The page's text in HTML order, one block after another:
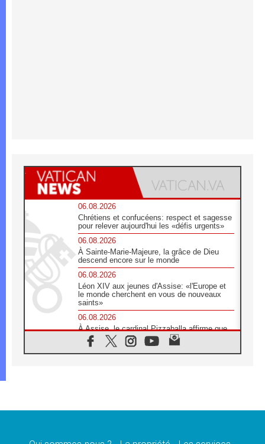
06.08.2026
Chrétiens et confucéens: respect et sagesse
pour relever aujourd'hui les «défis urgents»
06.08.2026
À Sainte-Marie-Majeure, la grâce de Dieu
descend encore sur le monde
06.08.2026
Léon XIV aux jeunes d'Assise: «l'Europe et
le monde cherchent en vous de nouveaux
saints»
06.08.2026
À Assise, le cardinal Pizzaballa affirme que
«les chrétiens veulent la paix»
06.08.2026
message de paix et de dignité humaine»